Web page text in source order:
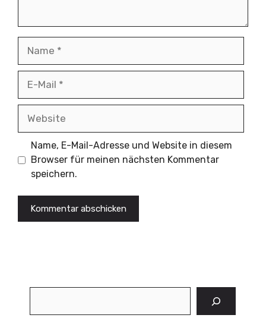
Name, E-Mail-Adresse und Website in diesem
Browser für meinen nächsten Kommentar
speichern.